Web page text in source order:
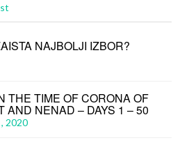
NAJBOLJI IZBOR?
THE TIME OF CORONA OF
AND NENAD – DAYS 1 – 50
2020